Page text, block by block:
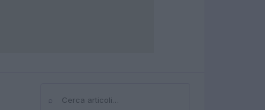
⌕Cerca